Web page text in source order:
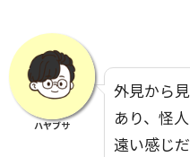
ハヤブサ
外見から
あり、怪
遠い感じ